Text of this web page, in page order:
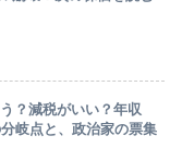
？減税がいい？年収
岐点と、政治家の票集